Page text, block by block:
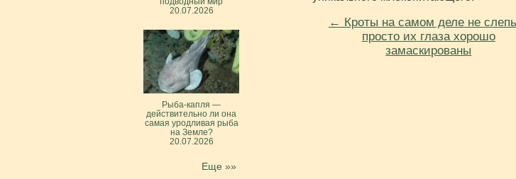
← Кроты на самом деле не
просто их глаза хорошо
замаскированы
20.07.2026
Рыба-капля —
действительно ли она
самая уродливая рыба
на Земле?
20.07.2026
Еще »»